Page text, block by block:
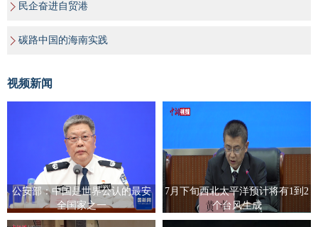
民企奋进自贸港
碳路中国的海南实践
视频新闻
公安部：中国是世界公认的最安
全国家之一
7月下旬西北太平洋预计将有1到2
个台风生成